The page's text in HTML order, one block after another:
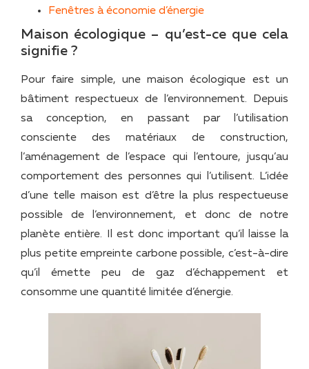
Fenêtres à économie d’énergie
Maison écologique – qu’est-ce que cela
signifie ?
Pour faire simple, une maison écologique est un
bâtiment respectueux de l’environnement. Depuis
sa conception, en passant par l’utilisation
consciente des matériaux de construction,
l’aménagement de l’espace qui l’entoure, jusqu’au
comportement des personnes qui l’utilisent. L’idée
d’une telle maison est d’être la plus respectueuse
possible de l’environnement, et donc de notre
planète entière. Il est donc important qu’il laisse la
plus petite empreinte carbone possible, c’est-à-dire
qu’il émette peu de gaz d’échappement et
consomme une quantité limitée d’énergie.